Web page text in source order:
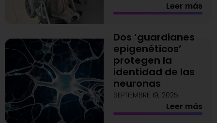
Leer más
Dos ‘guardianes
epigenéticos’
protegen la
identidad de las
neuronas
SEPTIEMBRE 19, 2025
Leer más